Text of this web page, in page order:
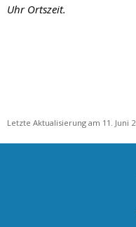
Uhr Ortszeit.
Letzte Aktualisierung am 11. Juni